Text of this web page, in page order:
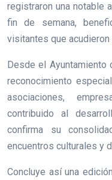
registraron una notable
fin de semana,
visitantes que acudieron
Desde el Ayuntamiento
reconocimiento
asociaciones,
contribuido al
confirma su
encuentros culturales y
Concluye así una